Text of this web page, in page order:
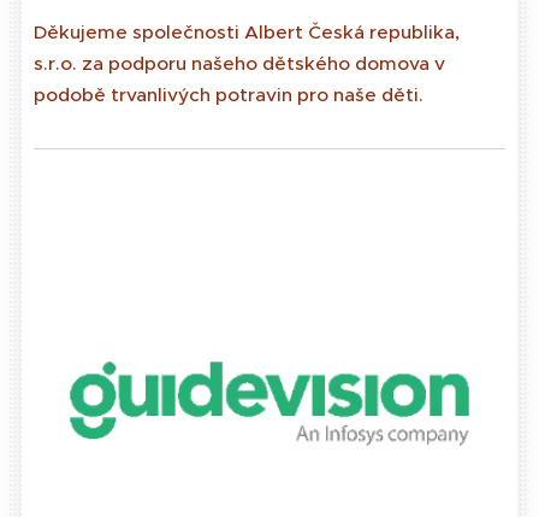
Děkujeme společnosti Albert Česká republika,
s.r.o. za podporu našeho dětského domova v
podobě trvanlivých potravin pro naše děti.